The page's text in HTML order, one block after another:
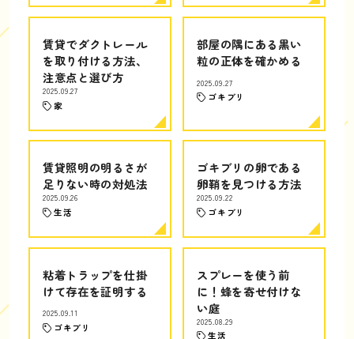
賃貸でダクトレール
を取り付ける方法、
注意点と選び方
2025.09.27
家
部屋の隅にある黒い
粒の正体を確かめる
2025.09.27
ゴキブリ
賃貸照明の明るさが
足りない時の対処法
2025.09.26
生活
ゴキブリの卵である
卵鞘を見つける方法
2025.09.22
ゴキブリ
粘着トラップを仕掛
けて存在を証明する
2025.09.11
ゴキブリ
スプレーを使う前
に！蜂を寄せ付けな
い庭
2025.08.29
生活